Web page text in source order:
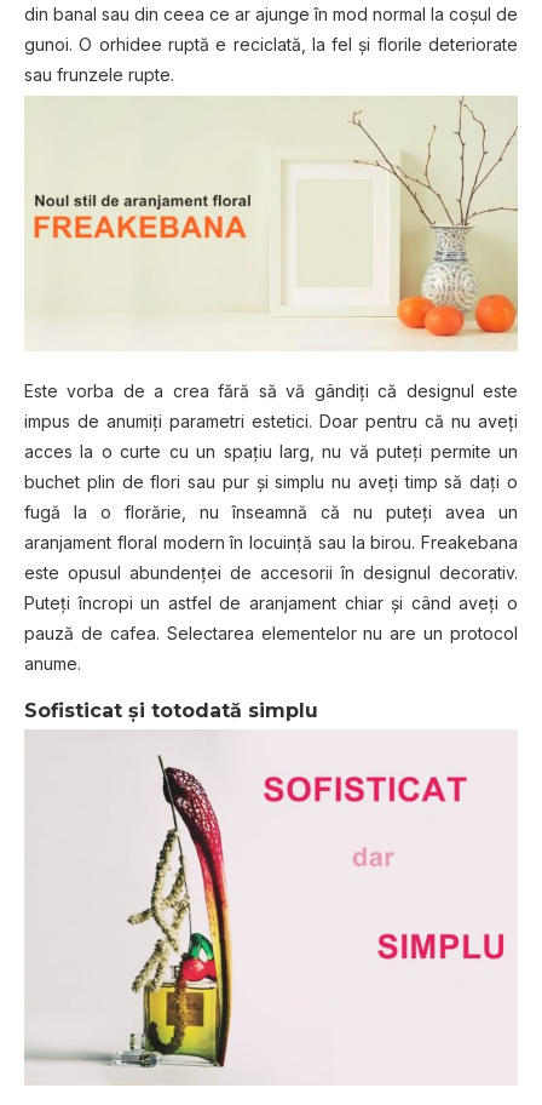
din banal sau din ceea ce ar ajunge în mod normal la coşul de
gunoi. O orhidee ruptă e reciclată, la fel şi florile deteriorate
sau frunzele rupte.
Este vorba de a crea fără să vă gândiţi că designul este
impus de anumiţi parametri estetici. Doar pentru că nu aveți
acces la o curte cu un spaţiu larg, nu vă puteți permite un
buchet plin de flori sau pur și simplu nu aveți timp să daţi o
fugă la o florărie, nu înseamnă că nu puteți avea un
aranjament floral modern în locuinţă sau la birou. Freakebana
este opusul abundenţei de accesorii în designul decorativ.
Puteţi încropi un astfel de aranjament chiar şi când aveţi o
pauză de cafea. Selectarea elementelor nu are un protocol
anume.
Sofisticat şi totodată simplu